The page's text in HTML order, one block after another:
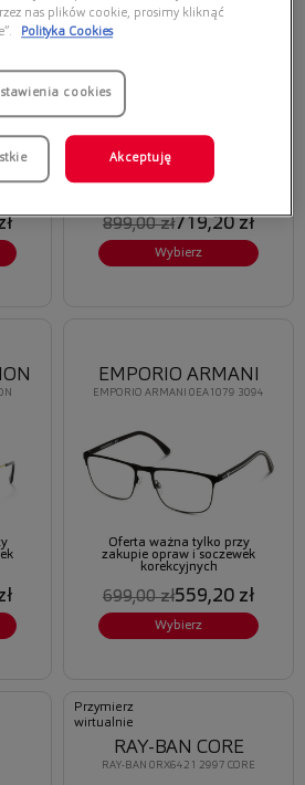
VERSACE 0VE1271 1433
zakupie opraw i soczewek
899,00 zł719,20 zł
Wybierz
EMPORIO ARMANI 0EA1079 3094
EMPORIO ARMANI
Oferta ważna tylko przy
zakupie opraw i soczewek
korekcyjnych
699,00 zł559,20 zł
Wybierz
Przymierz
wirtualnie
RAY-BAN 0RX6421 2997 CORE
RAY-BAN CORE
nas plików cookie, prosimy kliknąć
Polityka Cookies
cookies
Akceptuję